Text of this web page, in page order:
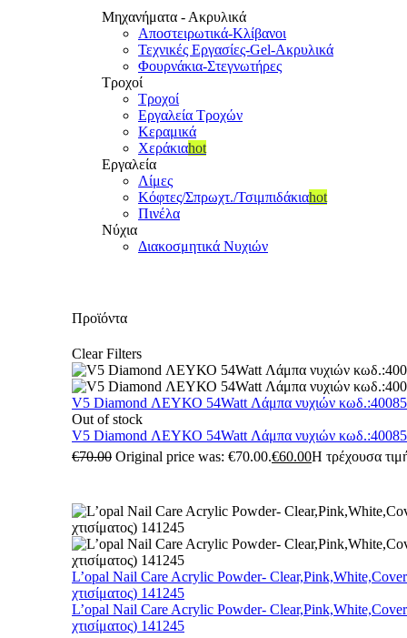
Μηχανήματα - Ακρυλικά
Αποστειρωτικά-Κλίβανοι
Τεχνικές Εργασίες-Gel-Ακρυλικά
Φουρνάκια-Στεγνωτήρες
Τροχοί
Τροχοί
Εργαλεία Τροχών
Κεραμικά
Χεράκιαhot
Εργαλεία
Λίμες
Κόφτες/Σπρωχτ./Τσιμπιδάκιαhot
Πινέλα
Νύχια
Διακοσμητικά Νυχιών
Προϊόντα
Clear Filters
V5 Diamond ΛΕΥΚΟ 54Watt Λάμπα νυχιών
Out of stock
V5 Diamond ΛΕΥΚΟ 54Watt Λάμπα νυχιών
€70.00 Original price was: €70.00.€60.00Η τρέχουσα
L’opal Nail Care Acrylic Powder-
χτισίματος) 141245
L’opal Nail Care Acrylic Powder-
χτισίματος) 141245